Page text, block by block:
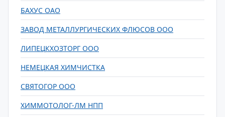
БАХУС ОАО
ЗАВОД МЕТАЛЛУРГИЧЕСКИХ ФЛЮСОВ ООО
ЛИПЕЦКХОЗТОРГ ООО
НЕМЕЦКАЯ ХИМЧИСТКА
СВЯТОГОР ООО
ХИММОТОЛОГ-ЛМ НПП